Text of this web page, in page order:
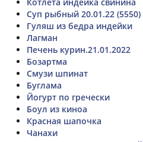
Суп рыбный 20.01.22 (5550)
Гуляш из бедра индейки
Лагман
Печень курин.21.01.2022
Бозартма
Смузи шпинат
Буглама
Йогурт по гречески
Боул из киноа
Красная шапочка
Чанахи